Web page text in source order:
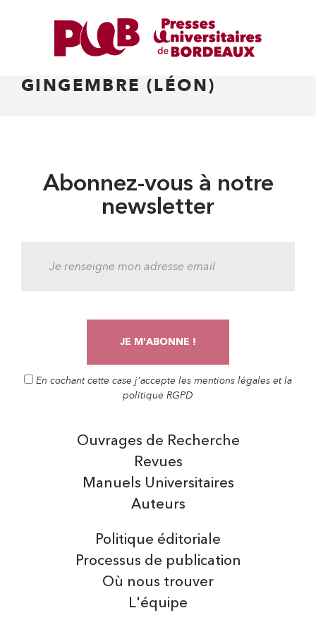
GINGEMBRE (LÉON)
Abonnez-vous à notre
newsletter
En cochant cette case j'accepte les mentions légales et la
politique RGPD
Auteurs
Manuels Universitaires
Ouvrages de Recherche
Revues
Politique éditoriale
Processus de publication
Où nous trouver
L'équipe